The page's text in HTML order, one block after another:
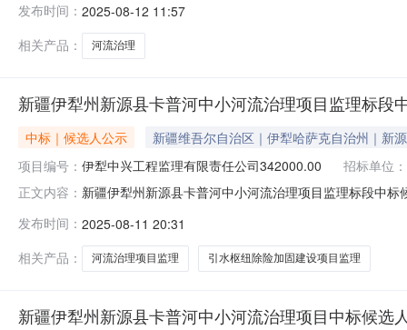
公开招标的形式，在新疆维吾尔自治区政务服务和公共
后，确定以下中标人，现予以公
发布时间： 2025-08-12 11:57
相关产品：
河流治理
新疆伊犁州新源县卡普河中小河流治理项目监理标段
中标｜候选人公示
新疆维吾尔自治区｜伊犁哈萨克自治州｜新
项目编号： 伊犁中兴工程监理有限责任公司342000.00
招标单位：
正文内容： 新疆伊犁州新源县卡普河中小河流治理项目监理标段中
伊犁州新源县卡普河中小河流治理项目监理标段招标评
管理人员新疆伊犁州新源县卡普河中小
发布时间： 2025-08-11 20:31
相关产品：
河流治理项目监理 引水枢纽除险加固建设项目监理
新疆伊犁州新源县卡普河中小河流治理项目中标候选